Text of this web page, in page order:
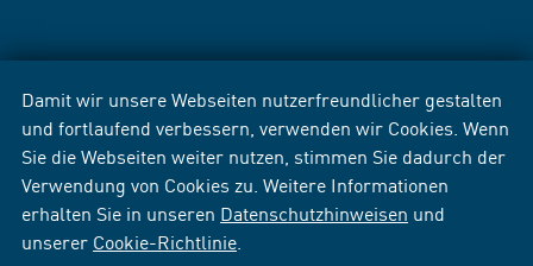
Damit wir unsere Webseiten nutzerfreundlicher gestalten
und fortlaufend verbessern, verwenden wir Cookies. Wenn
Sie die Webseiten weiter nutzen, stimmen Sie dadurch der
Verwendung von Cookies zu. Weitere Informationen
erhalten Sie in unseren Datenschutzhinweisen und
unserer Cookie-Richtlinie